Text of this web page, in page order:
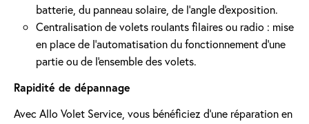
batterie, du panneau solaire, de l'angle d'exposition.
Centralisation de volets roulants filaires ou radio : mise
en place de l'automatisation du fonctionnement d’une
partie ou de l'ensemble des volets.
Rapidité de dépannage
Avec Allo Volet Service, vous bénéficiez d'une réparation en